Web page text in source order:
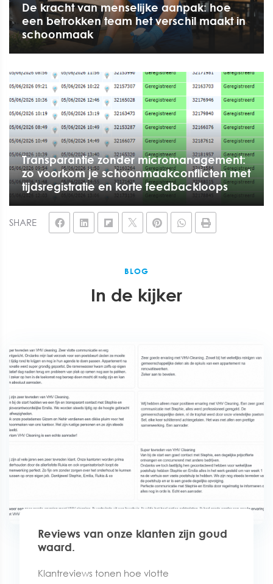
SHARE
De kracht van menselijke aanpak: hoe
een betrokken team het verschil maakt in
schoonmaak
Transparantie zonder micromanagement:
zo voorkom je schoonmaakconflicten met
tijdsregistratie en korte feedbackloops
BLOG
In de kijker
Reviews van onze klanten zijn goud
waard.
Klantreviews tonen hoe vlotte